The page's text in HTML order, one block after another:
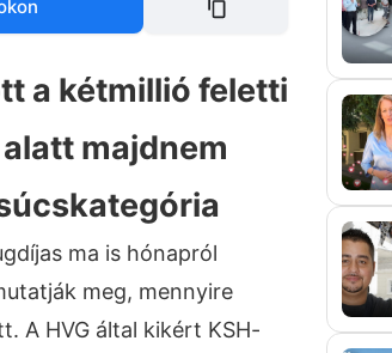
a kétmillió feletti
majdnem
ma is hónapról
meg, mennyire
A HVG által kikért KSH-